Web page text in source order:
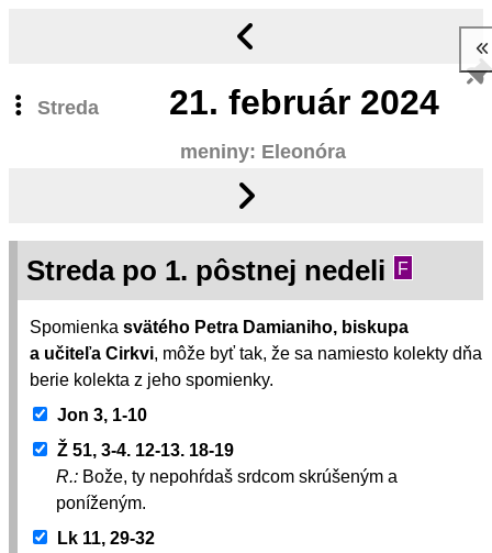
Streda 21. február 2024
meniny: Eleonóra
Streda po 1. pôstnej nedeli F
Spomienkasvätého Petra Damianiho, biskupa
a učiteľa Cirkvi, môže byť tak, že sa namiesto kolekty dňa
berie kolekta z jeho spomienky.
Jon 3, 1-10
Ž 51, 3-4. 12-13. 18-19
R.: Bože, ty nepohŕdaš srdcom skrúšeným a
poníženým.
Lk 11, 29-32